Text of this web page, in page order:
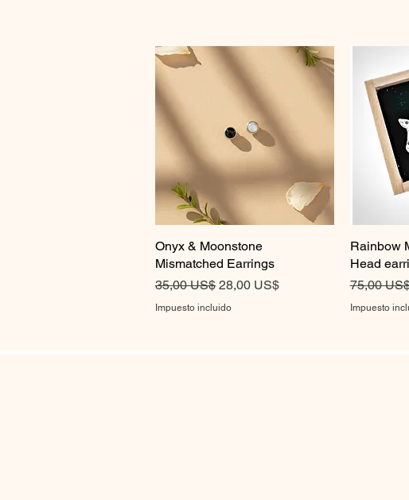
Vista rápida
Onyx & Moonstone
Mismatched Earrings
Precio
35,00 US$ Precio de oferta
28,00 US$
Impuesto incluido
Rainbow
Head
Precio
75,00
Impuesto